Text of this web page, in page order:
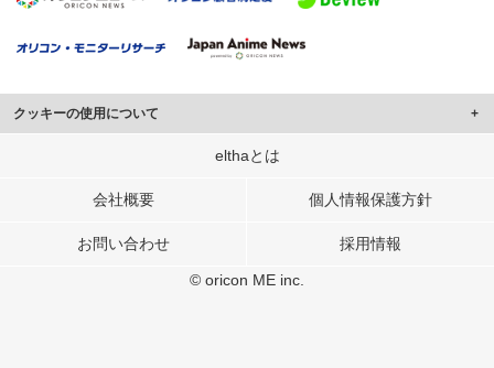
クッキーの使用について
このサイトでは Cookie を使用して、ユーザーに合わせたコンテンツや広告の
行っています。
メディアや広告配信、データ解析の各パートナーに提供しています。
elthaとは
会社概要 個人情報保護方針
お問い合わせ 採用情報
© oricon ME inc.